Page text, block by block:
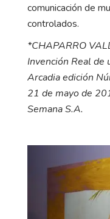
comunicación de
controlados.
*CHAPARRO
Invención Real de
Arcadia edición
21 de mayo de
Semana S.A.